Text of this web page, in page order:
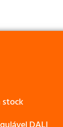
stock